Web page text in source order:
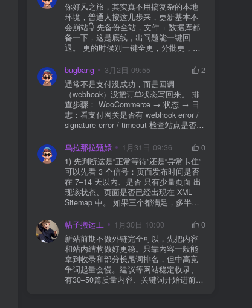
你好风之旅，其实真不用搞复杂的本地
环境，普通人按这几步来，更新基本不
会崩站👇 先备份全站，文件 + 数据库都
备一下，这是底线，出问题能一键回
退。 更的时候别一键全更，分批更，先
立刻清缓存，去前台检查首页、文章
页、按钮、表单这些关键位置。 最好再
装个支持版本回滚的插件，万一崩了，
一秒切回旧版。 总结来说：先备份、分
批更、更完查、留退路，稳得很✅😎希望
能帮到你
bugbang 3月2日 09:55
2
通常不是支付没成功，而是回调
（webhook）没把订单状态写回来。 排
查步骤： WooCommerce → 状态 → 日
志：看支付网关是否有 webhook error /
signature error / timeout 检查站点是否被
全插件） 检查是否启用了“缓存结账页/接
口路径”（结账页和回调接口不应缓存）
看服务器错误日志是否有 500/致命错误
导致回调执行中断 解决方案： 放行 wp-
json、wc-api、支付网关回调 URL（按网
关文档配置） 关闭结账页的缓存与 JS
合并压缩测试一次 若使用 Cloudflare：
则
乌拉那拉甄嬛 1月31日 09:36
0
1) 先判断这是“正常等待”还是“异常卡住”
可以先看 3 个信号：页面发布时间是否
在 7–14 天以内、是否 只有少量页面 出
现该状态、页面是否已经出现在 XML
Sitemap 中。 如果三个都满足，多半属
手。 2) 什么情况下“等”是没用的？ 以下
情况基本不会靠时间自动解决：页面几
乎没有内链（孤立页）、内容与站内已
有页面高度相似、canonical 指向了别的
URL、同一主题短时间发布太多相似文
章。 这种情况下，Google 已经抓取，但
判断“当前不值得进入索引”。 3) 最有效
帖子搬运工 1月30日 10:00
0
新站前期不做外链完全可以，先把内容
和站内结构做好更稳。只靠内容一般能
拿到收录和部分长尾词排名，但中高竞
争词起量会慢。建议等网站稳定收录、
有30–50篇质量内容、关键词开始进前